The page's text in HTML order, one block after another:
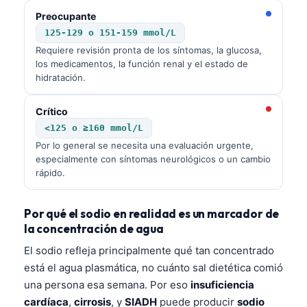
Preocupante
125-129 o 151-159 mmol/L
Requiere revisión pronta de los síntomas, la glucosa,
los medicamentos, la función renal y el estado de
hidratación.
Crítico
<125 o ≥160 mmol/L
Por lo general se necesita una evaluación urgente,
especialmente con síntomas neurológicos o un cambio
rápido.
Por qué el sodio en realidad es un marcador de
la concentración de agua
El sodio refleja principalmente qué tan concentrado
está el agua plasmática, no cuánto sal dietética comió
una persona esa semana. Por eso insuficiencia
cardíaca, cirrosis, y SIADH puede producir sodio